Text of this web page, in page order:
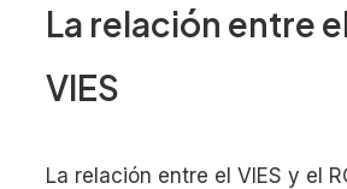
La relación entre
VIES
La relación entre el VIES y el